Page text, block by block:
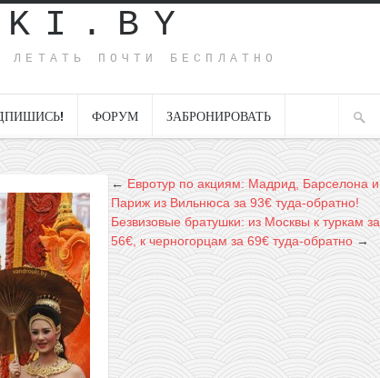
ПОЧТИ БЕСПЛАТНО
ФОРУМ ЗАБРОНИРОВАТЬ
←Евротур по акциям: Мадрид, Барселона и
Париж из Вильнюса за 93€ туда-обратно!
Безвизовые братушки: из Москвы к туркам за
56€, к черногорцам за 69€ туда-обратно →